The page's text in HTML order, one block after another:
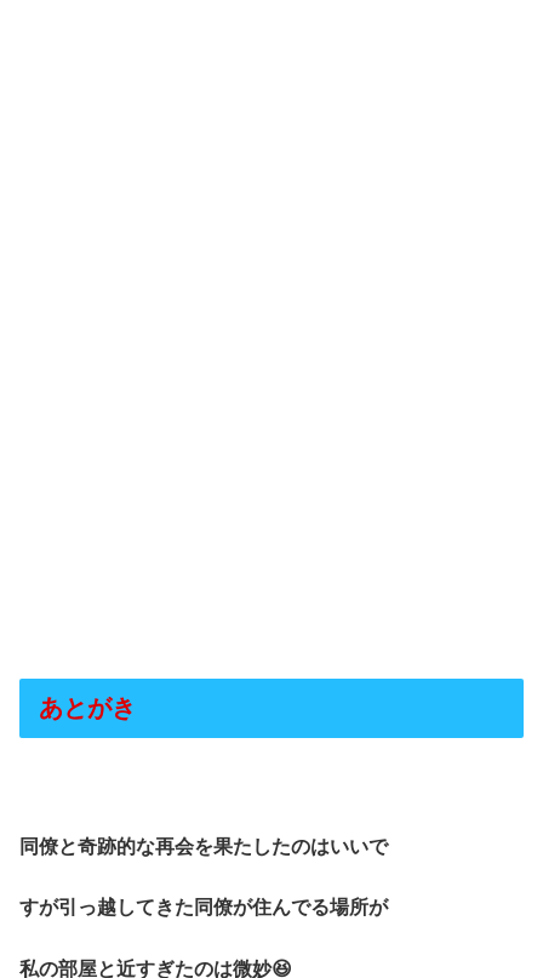
あとがき
同僚と奇跡的な再会を果たしたのはいいで
すが引っ越してきた同僚が住んでる場所が
私の部屋と近すぎたのは微妙😆